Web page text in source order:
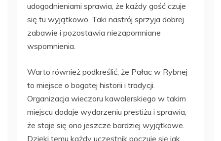
udogodnieniami sprawia, że każdy gość czuje
się tu wyjątkowo. Taki nastrój sprzyja dobrej
zabawie i pozostawia niezapomniane
wspomnienia.
Warto również podkreślić, że Pałac w Rybnej
to miejsce o bogatej historii i tradycji.
Organizacja wieczoru kawalerskiego w takim
miejscu dodaje wydarzeniu prestiżu i sprawia,
że staje się ono jeszcze bardziej wyjątkowe.
Dzięki temu każdy uczestnik poczuje się jak